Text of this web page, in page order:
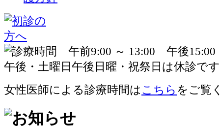
女性医師による診療時間は こちら をご覧